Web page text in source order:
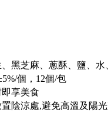
黑芝麻、蔥酥、鹽、水
個，12個/包
即享美食
陰涼處,避免高溫及陽